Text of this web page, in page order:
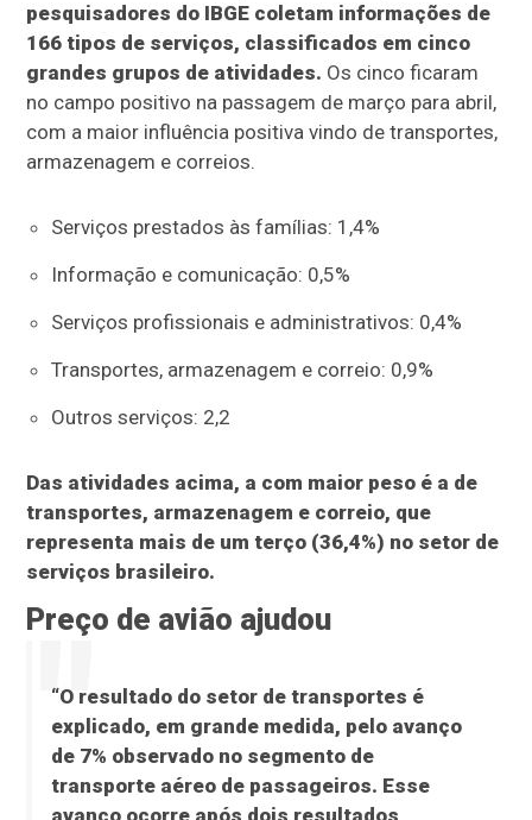
pesquisadores do IBGE coletam informações de
166 tipos de serviços, classificados em cinco
grandes grupos de atividades. Os cinco ficaram
no campo positivo na passagem de março para abril,
com a maior influência positiva vindo de transportes,
armazenagem e correios.
Serviços prestados às famílias: 1,4%
Informação e comunicação: 0,5%
Serviços profissionais e administrativos: 0,4%
Transportes, armazenagem e correio: 0,9%
Outros serviços: 2,2
Das atividades acima, a com maior peso é a de
transportes, armazenagem e correio, que
representa mais de um terço (36,4%) no setor de
serviços brasileiro.
Preço de avião ajudou
“O resultado do setor de transportes é
explicado, em grande medida, pelo avanço
de 7% observado no segmento de
transporte aéreo de passageiros. Esse